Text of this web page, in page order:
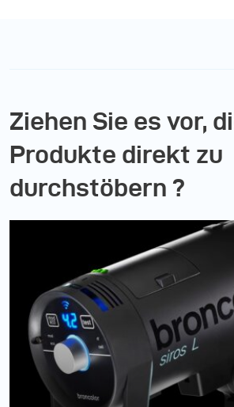
Ziehen Sie es vor,
Produkte direkt zu
durchstöbern ?